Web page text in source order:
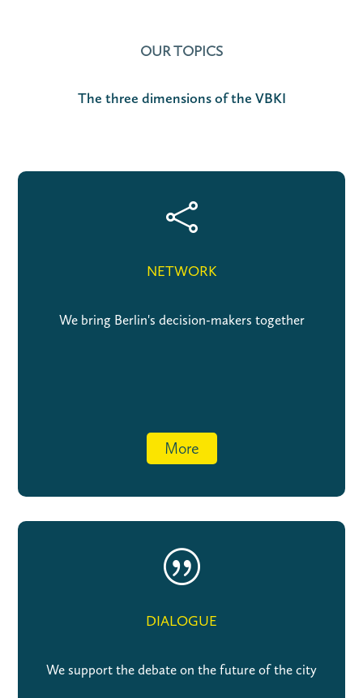
OUR TOPICS
The three dimensions of the VBKI

NETWORK
We bring Berlin's decision-makers together
More
|
DIALOGUE
We support the debate on the future of the city